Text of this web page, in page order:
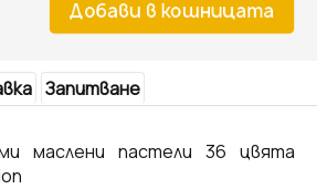
Запитване
маслени пастели 36 цвята